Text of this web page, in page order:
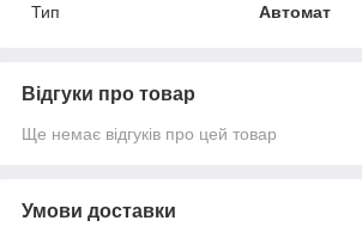
Тип
Автомат
Відгуки про товар
Ще немає відгуків про цей товар
Умови доставки